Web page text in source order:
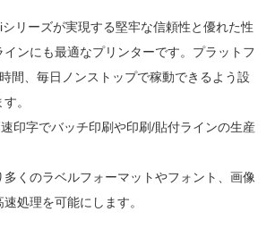
リーズが実現する堅牢な信頼性と優れた性
ンにも最適なプリンターです。プラットフ
間、毎日ノンストップで稼動できるよう設
。
印字でバッチ印刷や印刷/貼付ラインの生産
多くのラベルフォーマットやフォント、画像
処理を可能にします。